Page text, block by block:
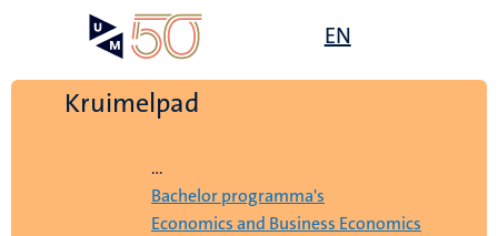
EN
the
Kruimelpad
...
Bachelor programma's
Economics and Business Economics